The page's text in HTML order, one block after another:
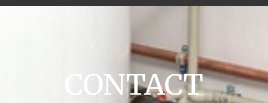
CONTACT